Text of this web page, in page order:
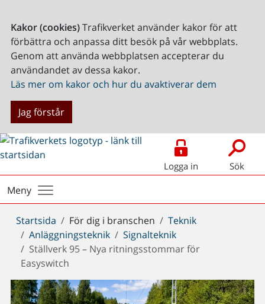
Kakor (cookies)Trafikverket använder kakor för att
förbättra och anpassa ditt besök på vår webbplats.
Genom att använda webbplatsen accepterar du
användandet av dessa kakor.
Läs mer om kakor och hur du avaktiverar dem
Jag förstår
Logga in Sök
Meny
Du
är
här:
Startsida För dig i branschen
Teknik
Anläggningsteknik
Signalteknik
Ställverk 95 – Nya ritningsstommar för
Easyswitch